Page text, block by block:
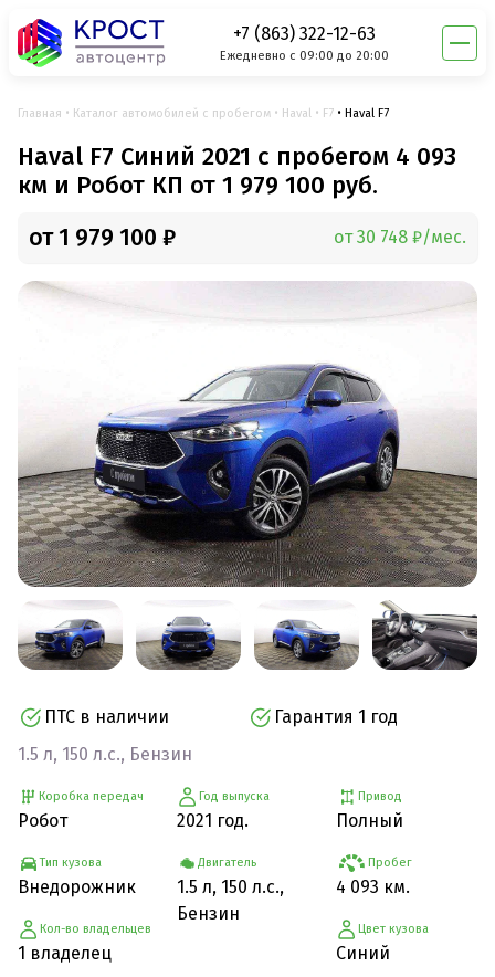
+7 (863) 322-12-63
Ежедневно с 09:00 до 20:00
Главная Каталог автомобилей с пробегом Haval F7 Haval F7
Haval F7 Синий 2021 с пробегом 4 093
км и Робот КП от 1 979 100 руб.
от 1 979 100 ₽ от 30 748 ₽/мес.
ПТС в наличии
Гарантия 1 год
1.5 л, 150 л.с., Бензин
Коробка передач
Робот
Тип кузова
Внедорожник
Кол-во владельцев
1 владелец
Год выпуска
2021 год.
Двигатель
1.5 л, 150 л.с.,
Бензин
Привод
Полный
Пробег
4 093 км.
Цвет кузова
Синий